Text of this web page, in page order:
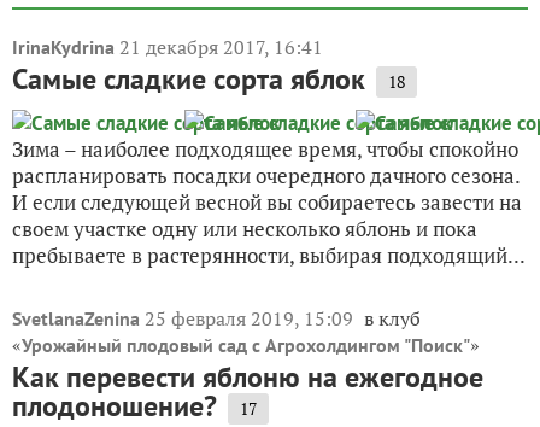
IrinaKydrina 21 декабря 2017, 16:41
Самые сладкие сорта яблок 18
Зима – наиболее подходящее время, чтобы спокойно
распланировать посадки очередного дачного сезона.
И если следующей весной вы собираетесь завести на
своем участке одну или несколько яблонь и пока
пребываете в растерянности, выбирая подходящий...
SvetlanaZenina 25 февраля 2019, 15:09 в клуб
«Урожайный плодовый сад с Агрохолдингом "Поиск"»
Как перевести яблоню на ежегодное
плодоношение? 17